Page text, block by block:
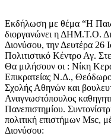
Εκδήλωση με θέμα “Η
διοργανώνει η ΔΗΜ.Τ.Ο.
Διονύσου, την Δευτέρα 26
Πολιτιστικό Κέντρο Αγ.
Θα μιλήσουν οι : Νίκη
Επικρατείας Ν.Δ.,
Σχολής Αθηνών και
Αναγνωστόπουλος
Πανεπιστημίου.
πολιτική επιστήμων Msc,
Διονύσου: